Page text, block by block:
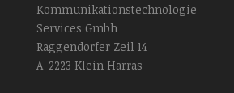
Kommunikationstechnologie
Services Gmbh
Raggendorfer Zeil 14
A-2223 Klein Harras